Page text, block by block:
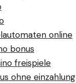
online
bonus
freispiele
ohne einzahlung